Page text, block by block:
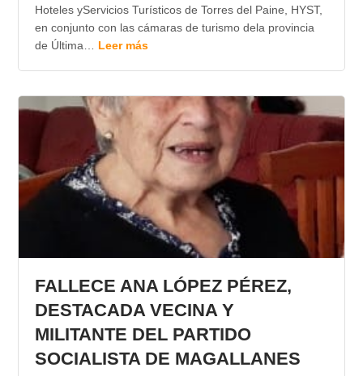
Hoteles yServicios Turísticos de Torres del Paine, HYST,
en conjunto con las cámaras de turismo dela provincia
de Última… Leer más
FALLECE ANA LÓPEZ PÉREZ,
DESTACADA VECINA Y
MILITANTE DEL PARTIDO
SOCIALISTA DE MAGALLANES